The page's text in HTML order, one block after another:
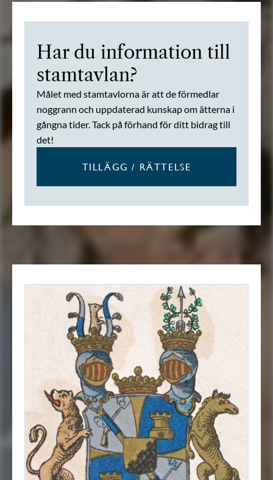
Har du information till
stamtavlan?
Målet med stamtavlorna är att de förmedlar
noggrann och uppdaterad kunskap om ätterna i
gångna tider. Tack på förhand för ditt bidrag till
det!
TILLÄGG / RÄTTELSE